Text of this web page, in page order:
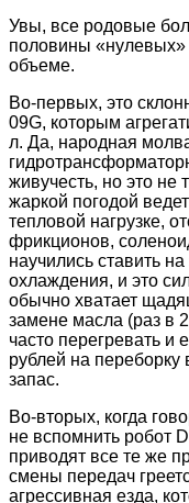
Увы, все родовые
половины «нулевых»
объеме.
Во-первых, это
09G, которым
л. Да, народная
живучесть, но это не
жаркой погодой
тепловой нагрузке,
фрикционов,
научились ставить
охлаждения, и это
обычно хватает
замене масла (раз в
часто перегревать и
рублей на переборку
запас.
Во-вторых, когда
не вспомнить робот
приводят все те же
смены передач
агрессивная езда,